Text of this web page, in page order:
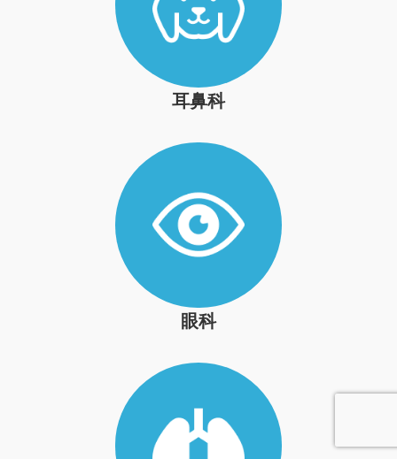
耳鼻科
眼科